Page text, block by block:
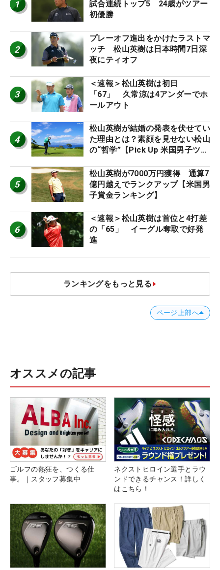
1
試合連続トップ5 24歳がツアー
初優勝
2
プレーオフ進出をかけたラストマ
ッチ 松山英樹は日本時間7日深
夜にティオフ
3
＜速報＞松山英樹は初日
「67」 久常涼は4アンダーでホ
ールアウト
4
松山英樹が結婚の発表を伏せてい
た理由とは？素顔を見せない松山
の“哲学”【Pick Up 米国男子ツア
5
松山英樹が7000万円獲得 通算7
億円越えでランクアップ【米国男
子賞金ランキング】
6
＜速報＞松山英樹は首位と4打差
の「65」 イーグル奪取で好発
進
ランキングをもっと見る
ページ上部へ
オススメの記事
ゴルフの熱狂を、つくる仕
事。｜スタッフ募集中
ネクストヒロイン選手とラウ
ンドできるチャンス！詳しく
はこちら！